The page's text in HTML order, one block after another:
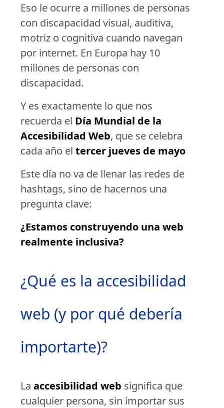
Eso le ocurre a millones de personas
con discapacidad visual, auditiva,
motriz o cognitiva cuando navegan
por internet. En Europa hay 10
millones de personas con
discapacidad.
Y es exactamente lo que nos
recuerda el Día Mundial de la
Accesibilidad Web, que se celebra
cada año el tercer jueves de mayo
Este día no va de llenar las redes de
hashtags, sino de hacernos una
pregunta clave:
¿Estamos construyendo una web
realmente inclusiva?
¿Qué es la accesibilidad
web (y por qué debería
importarte)?
La accesibilidad web significa que
cualquier persona, sin importar sus